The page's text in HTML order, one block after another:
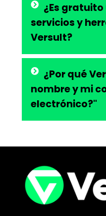
¿Es
servicios y
Versult?
¿Por qué
nombre y mi
electrónico?"